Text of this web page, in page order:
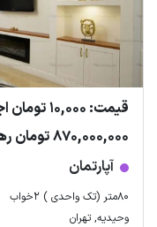
قیمت: 10,000 تومان اجاره
870,000,000 تومان رهن
آپارتمان
۸۰متر (تک واحدی ) ۲خواب
وحیدیه, تهران